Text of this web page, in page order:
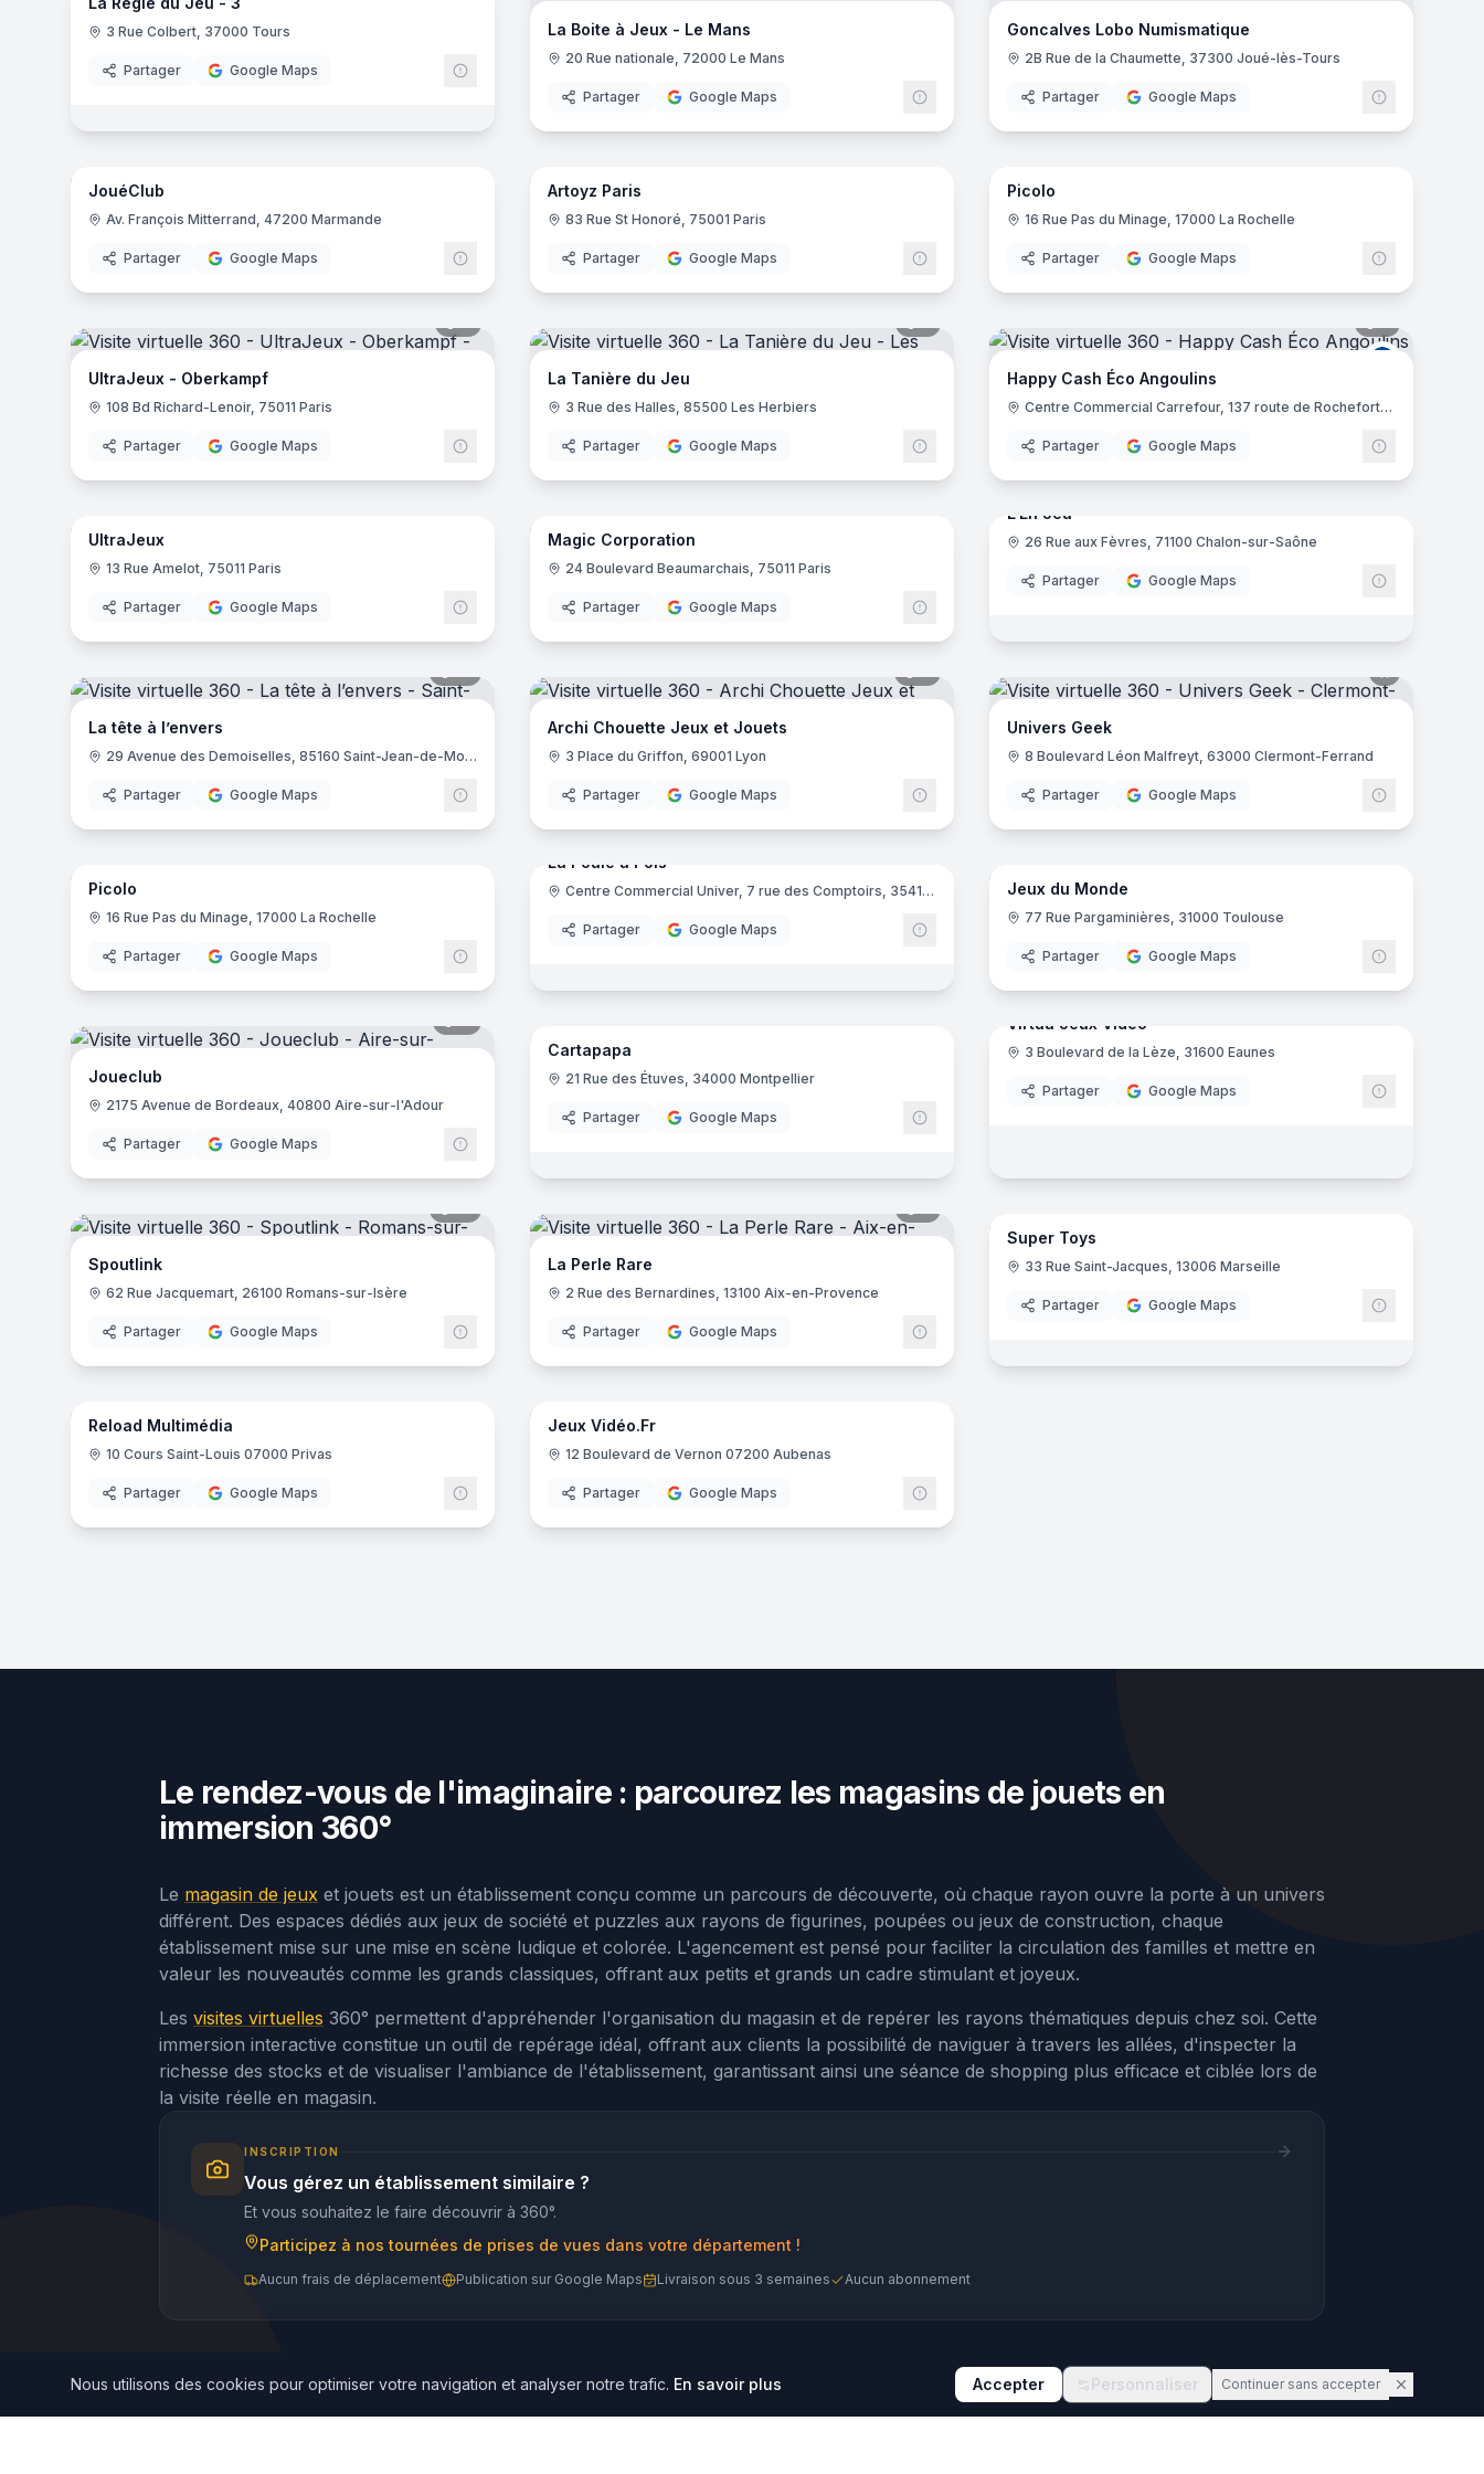
- Châteaugiron
Jeux du Monde
- Toulouse
- Aire-sur-l'Adour
Virtua Jeux Video- Eaunes
La Perle Rare
- Aix-en-Provence
Super Toys
- Privas
Jeux Vidéo.Fr - Aubenas
3 Rue Colbert, 37000 Tours
Partager Google Maps
La Boite à Jeux - Le Mans
20 Rue nationale, 72000 Le Mans
Partager Google Maps
Goncalves Lobo Numismatique
2B Rue de la Chaumette, 37300 Joué-lès-Tours
Partager Google Maps
26panoramas
JouéClub
Av. François Mitterrand, 47200 Marmande
Partager Google Maps
6panoramas
Artoyz Paris
83 Rue St Honoré, 75001 Paris
Partager Google Maps
13panoramas
Picolo
16 Rue Pas du Minage, 17000 La Rochelle
Partager Google Maps
UltraJeux - Oberkampf
108 Bd Richard-Lenoir, 75011 Paris
Partager Google Maps
La Tanière du Jeu
3 Rue des Halles, 85500 Les Herbiers
Partager Google Maps
Happy Cash
Happy Cash Éco Angoulins
Centre Commercial Carrefour, 137 route de Rochefort, 17690 Angoulins
Partager Google Maps
7panoramas
UltraJeux
13 Rue Amelot, 75011 Paris
Partager Google Maps
11panoramas
Magic Corporation
24 Boulevard Beaumarchais, 75011 Paris
Partager Google Maps
L'En Jeu
26 Rue aux Fèvres, 71100 Chalon-sur-Saône
Partager Google Maps
La tête à l’envers
29 Avenue des Demoiselles, 85160 Saint-Jean-de-Monts
Partager Google Maps
Archi Chouette Jeux et Jouets
3 Place du Griffon, 69001 Lyon
Partager Google Maps
Univers Geek
8 Boulevard Léon Malfreyt, 63000 Clermont-Ferrand
Partager Google Maps
9panoramas
Picolo
16 Rue Pas du Minage, 17000 La Rochelle
Partager Google Maps
11
La Poule à Pois
Centre Commercial Univer, 7 rue des Comptoirs, 35410 Châteaugiron
Partager Google Maps
7panoramas
Jeux du Monde
77 Rue Pargaminières, 31000 Toulouse
Partager Google Maps
Joueclub
2175 Avenue de Bordeaux, 40800 Aire-sur-l'Adour
Partager Google Maps
9panoramas
Cartapapa
21 Rue des Étuves, 34000 Montpellier
Partager Google Maps
10
Virtua Jeux Video
3 Boulevard de la Lèze, 31600 Eaunes
Partager Google Maps
Spoutlink
62 Rue Jacquemart, 26100 Romans-sur-Isère
Partager Google Maps
La Perle Rare
2 Rue des Bernardines, 13100 Aix-en-Provence
Partager Google Maps
6panoramas
Super Toys
33 Rue Saint-Jacques, 13006 Marseille
Partager Google Maps
5panoramas
Reload Multimédia
10 Cours Saint-Louis 07000 Privas‎
Partager Google Maps
10panoramas
Jeux Vidéo.Fr
12 Boulevard de Vernon 07200 Aubenas
Partager Google Maps
Le rendez-vous de l'imaginaire : parcourez les magasins de jouets en
immersion 360°
Le magasin de jeux et jouets est un établissement conçu comme un parcours de découverte, où chaque rayon ouvre la porte à un univers
différent. Des espaces dédiés aux jeux de société et puzzles aux rayons de figurines, poupées ou jeux de construction, chaque
établissement mise sur une mise en scène ludique et colorée. L'agencement est pensé pour faciliter la circulation des familles et mettre en
valeur les nouveautés comme les grands classiques, offrant aux petits et grands un cadre stimulant et joyeux.
Les visites virtuelles 360° permettent d'appréhender l'organisation du magasin et de repérer les rayons thématiques depuis chez soi. Cette
immersion interactive constitue un outil de repérage idéal, offrant aux clients la possibilité de naviguer à travers les allées, d'inspecter la
richesse des stocks et de visualiser l'ambiance de l'établissement, garantissant ainsi une séance de shopping plus efficace et ciblée lors de
la visite réelle en magasin.
INSCRIPTION
Vous gérez un établissement similaire ?
Et vous souhaitez le faire découvrir à 360°.
Participez à nos tournées de prises de vues dans votre département !
Aucun frais de déplacement Publication sur Google Maps Livraison sous 3 semaines Aucun abonnement
Nous utilisons des cookies pour optimiser votre navigation et analyser notre trafic. En savoir plus Accepter Personnaliser Continuer sans accepter